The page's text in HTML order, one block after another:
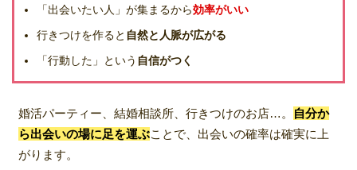
「出会いたい人」が集まるから効率がいい
行きつけを作ると 自然と人脈が広がる
「行動した」という 自信がつく
婚活パーティー、結婚相談所、行きつけのお店…。
自分か
ら出会いの場に足を運ぶことで、出会いの確率は確実に上
がります。